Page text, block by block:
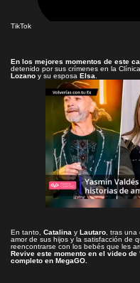
TikTok
En los mejores momentos de este
detenido por sus crímenes en la
Lozano y su esposa Elsa
En tanto, Catalina y Lautaro , tras
amor de sus hijos y la satisfacción de
reencontrarse con los bebés que les
Revive este momento en el video de
completo en MegaGO